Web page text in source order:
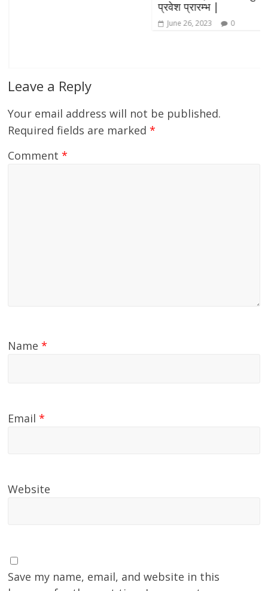
प्रवेश प्रारम्भ |
June 26, 2023 0
Leave a Reply
Your email address will not be published.
Required fields are marked*
Comment*
Name*
Email*
Website
Save my name, email, and website in this